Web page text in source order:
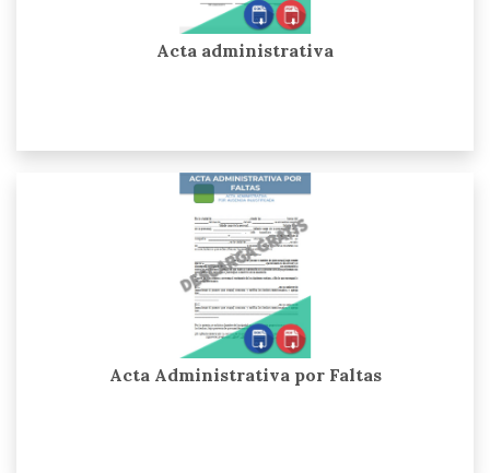
Acta administrativa
Acta Administrativa por Faltas